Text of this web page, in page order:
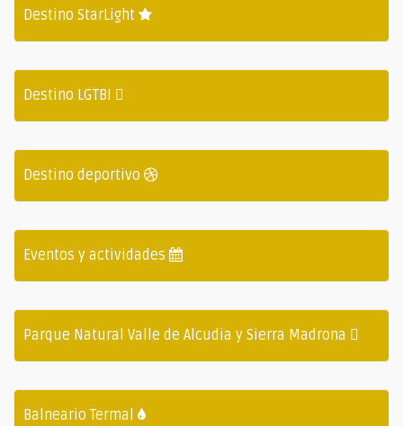
Destino StarLight
Destino LGTBI
Destino deportivo
Eventos y actividades
Parque Natural Valle de Alcudia y Sierra Madrona
Balneario Termal